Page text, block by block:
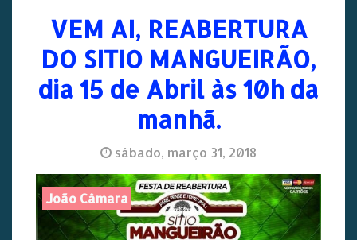
VEM AI, REABERTURA
DO SITIO MANGUEIRÃO,
dia 15 de Abril às 10h da
manhã.
sábado, março 31, 2018
João Câmara